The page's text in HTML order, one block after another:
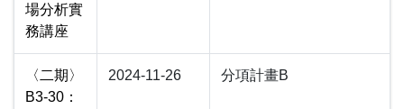
場分析實
務講座
〈二期〉
B3-30：
2024-11-26 分項計畫B